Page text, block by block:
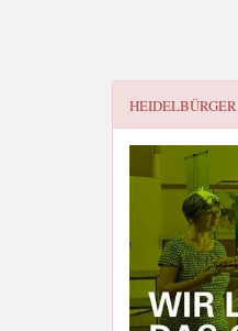
HEIDELBÜRGER